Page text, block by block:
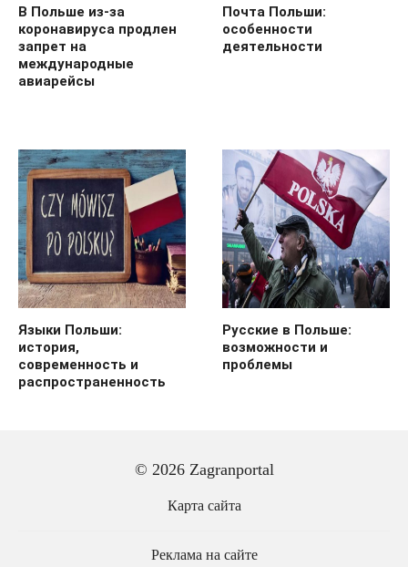
В Польше из-за
коронавируса продлен
запрет на
международные
авиарейсы
Почта Польши:
особенности
деятельности
Языки Польши:
история,
современность и
распространенность
Русские в Польше:
возможности и
проблемы
© 2026 Zagranportal
Карта сайта
Реклама на сайте